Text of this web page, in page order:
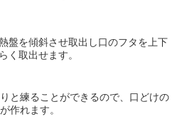
盤を傾斜させ取出し口のフタを上下
く取出せます。
と練ることができるので、口どけの
作れます。